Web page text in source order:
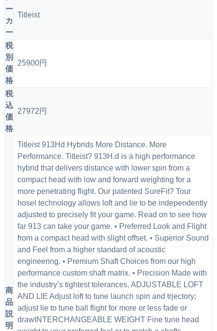
ー
カ
ー
Titleist
税
別
価
格
25900円
税
込
価
格
27972円
商
品
説
明
Titleist 913Hd Hybrids More Distance. More
Performance. Titleist? 913H.d is a high performance
hybrid that delivers distance with lower spin from a
compact head with low and forward weighting for a
more penetrating flight. Our patented SureFit? Tour
hosel technology allows loft and lie to be independently
adjusted to precisely fit your game. Read on to see how
far 913 can take your game. • Preferred Look and Flight
from a compact head with slight offset. • Superior Sound
and Feel from a higher standard of acoustic
engineering. • Premium Shaft Choices from our high
performance custom shaft matrix. • Precision Made with
the industry’s tightest tolerances. ADJUSTABLE LOFT
AND LIE Adjust loft to tune launch spin and trjectory;
adjust lie to tune ball flight for more or less fade or
drawINTERCHANGEABLE WEIGHT Fine tune head